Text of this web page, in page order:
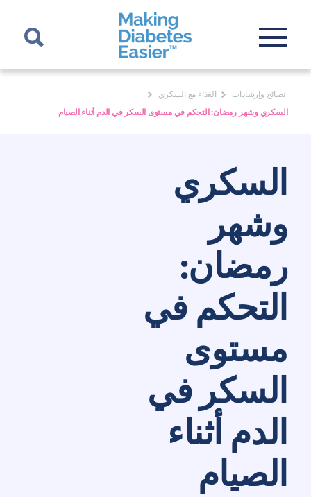
نصائح وإرشادات
الغذاء مع السكري
السكري وشهر رمضان: التحكم في مستوى السكر في الدم أثناء الصيام
السكري
وشهر
رمضان:
التحكم في
مستوى
السكر في
الدم أثناء
الصيام